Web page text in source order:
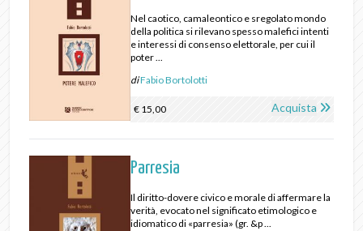
Nel caotico, camaleontico e sregolato mondo
della politica si rilevano spesso malefici intenti
e interessi di consenso elettorale, per cui il
poter ...
diFabio Bortolotti
€ 15,00 Acquista
Parresia
Il diritto-dovere civico e morale di affermare la
verità, evocato nel significato etimologico e
idiomatico di «parresia» (gr. &p ...